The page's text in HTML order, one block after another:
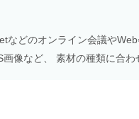
などのオンライン会議や
像など、 素材の種類に合わ